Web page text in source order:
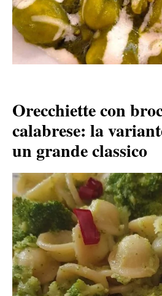
Orecchiette con
calabrese: la
un grande classico